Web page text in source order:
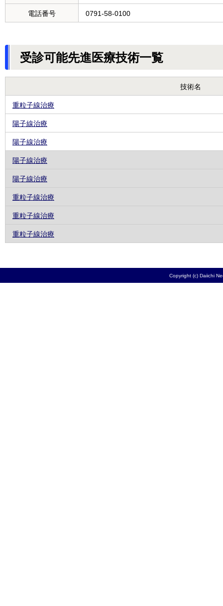
電話番号 0791-58-0100
受診可能先進医療技術一覧
技術名
重粒子線治療
陽子線治療
陽子線治療
陽子線治療
陽子線治療
重粒子線治療
重粒子線治療
重粒子線治療
Copyright (c) Daiichi